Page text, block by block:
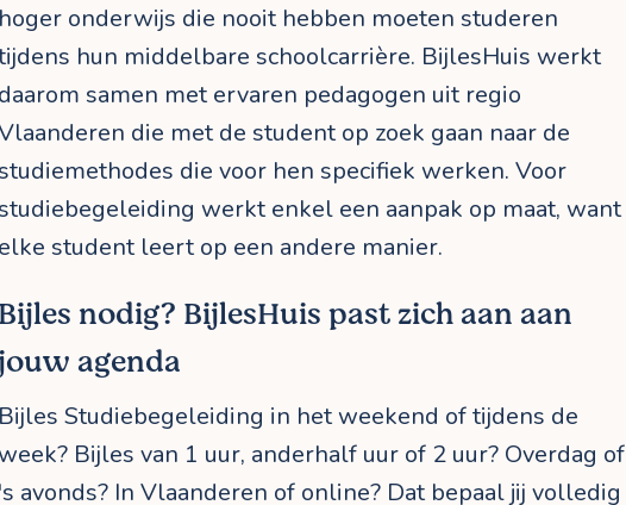
hoger onderwijs die nooit hebben moeten studeren
hun middelbare schoolcarrière. BijlesHuis werkt
daarom samen met ervaren pedagogen uit regio
die met de student op zoek gaan naar de
studiemethodes die voor hen specifiek werken. Voor
studiebegeleiding werkt enkel een aanpak op maat, want
elke student leert op een andere manier.
Bijles nodig? BijlesHuis past zich aan aan
jouw agenda
Bijles Studiebegeleiding in het weekend of tijdens de
Bijles van 1 uur, anderhalf uur of 2 uur? Overdag of
's avonds? In Vlaanderen of online? Dat bepaal jij volledig